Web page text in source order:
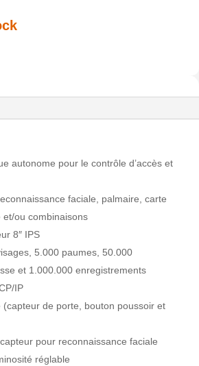
autonome pour le contrôle d’accès et
faciale, palmaire, carte
et/ou combinaisons
8″ IPS
5.000 paumes, 50.000
et 1.000.000 enregistrements
IP
de porte, bouton poussoir et
pour reconnaissance faciale
réglable